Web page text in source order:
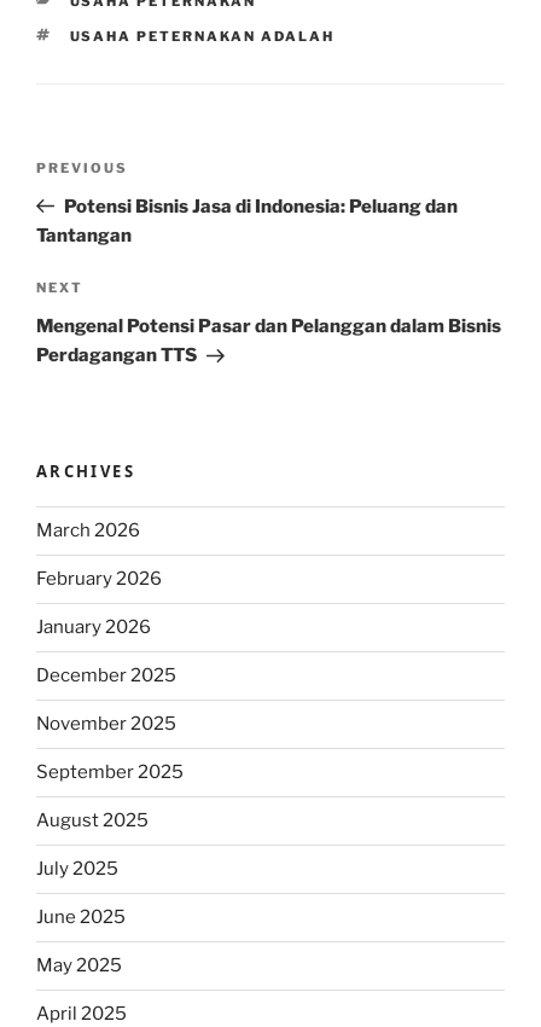
TAGS
USAHA PETERNAKAN ADALAH
Previous
Post
PREVIOUS
Potensi Bisnis Jasa di Indonesia: Peluang dan
Tantangan
Next
Post
NEXT
Mengenal Potensi Pasar dan Pelanggan dalam Bisnis
Perdagangan TTS
ARCHIVES
March 2026
February 2026
January 2026
December 2025
November 2025
September 2025
August 2025
July 2025
June 2025
May 2025
April 2025